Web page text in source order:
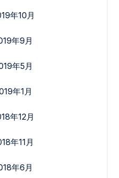
年10月
年9月
年5月
年1月
年12月
年11月
年6月